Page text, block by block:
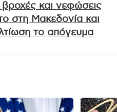
και νεφώσεις
στη Μακεδονία και
το απόγευμα